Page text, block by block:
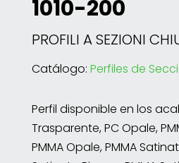
1010-200
PROFILI A SEZIONI
Catálogo: Perfiles de
Perfil disponible en los
Trasparente, PC Opale,
PMMA Opale, PMMA